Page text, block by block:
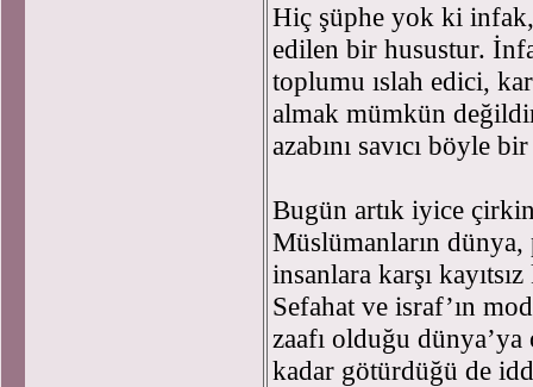
Hiç şüphe yok ki infak,
edilen bir husustur.
toplumu ıslah edici,
almak mümkün
azabını savıcı böyle
Bugün artık iyice
Müslümanların
insanlara karşı
Sefahat ve israf’ın
zaafı olduğu
kadar götürdüğü de